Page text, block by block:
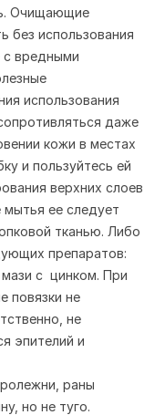
Очищающие
без использования
с вредными
использования
даже
кожи в местах
и пользуйтесь ей
верхних слоев
ее следует
тканью. Либо
препаратов:
мази с цинком. При
повязки не
не
эпителий и
раны
но не туго.